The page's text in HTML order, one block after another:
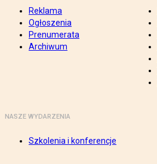
Reklama
Ogłoszenia
Prenumerata
Archiwum
NASZE WYDARZENIA
Szkolenia i konferencje